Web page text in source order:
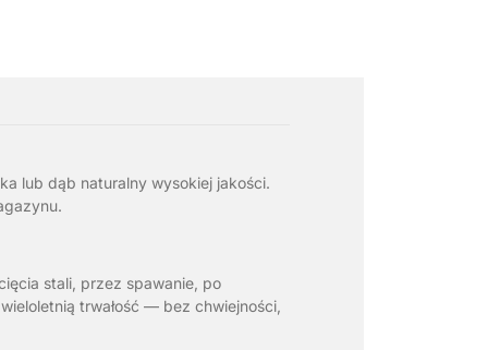
lub dąb naturalny wysokiej jakości.
stali, przez spawanie, po
trwałość — bez chwiejności,